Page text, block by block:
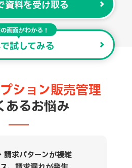
資料を受け取る
画面がわかる！
試してみる
ション販売管理
あるお悩み
請求パターンが複雑